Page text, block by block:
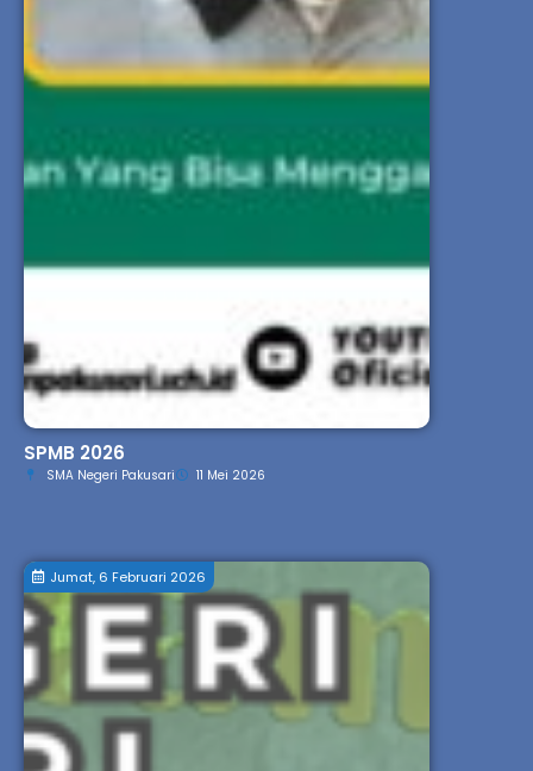
SPMB 2026
SMA Negeri Pakusari 11 Mei 2026
Jumat, 6 Februari 2026